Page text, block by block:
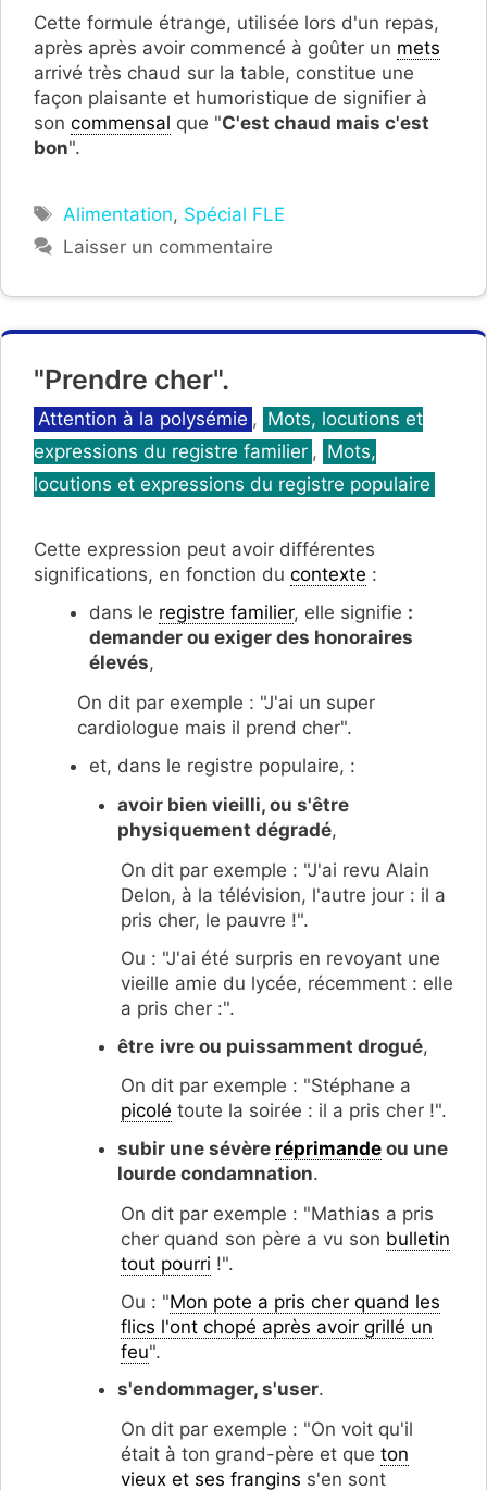
Cette formule étrange, utilisée lors d'un repas,
après après avoir commencé à goûter un mets
arrivé très chaud sur la table, constitue une
façon plaisante et humoristique de signifier à
son commensal que "C'est chaud mais c'est
bon".
Étiquettes
Alimentation, Spécial FLE
Laisser un commentaire
"Prendre cher".
Catégories
Attention à la polysémie , Mots, locutions et
expressions du registre familier , Mots,
locutions et expressions du registre populaire
Cette expression peut avoir différentes
significations, en fonction du contexte :
dans le registre familier, elle signifie :
demander ou exiger des honoraires
élevés,
On dit par exemple : "J'ai un super
cardiologue mais il prend cher".
et, dans le registre populaire, :
avoir bien vieilli, ou s'être
physiquement dégradé,
On dit par exemple : "J'ai revu Alain
Delon, à la télévision, l'autre jour : il a
pris cher, le pauvre !".
Ou : "J'ai été surpris en revoyant une
vieille amie du lycée, récemment : elle
a pris cher :".
être ivre ou puissamment drogué,
On dit par exemple : "Stéphane a
picolé toute la soirée : il a pris cher !".
subir une sévère réprimandeou une
lourde condamnation.
On dit par exemple : "Mathias a pris
cher quand son père a vu son bulletin
tout pourri !".
Ou : "Mon pote a pris cher quand les
flics l'ont chopé après avoir grillé un
feu".
s'endommager, s'user.
On dit par exemple : "On voit qu'il
était à ton grand-père et que ton
vieux et ses frangins s'en sont